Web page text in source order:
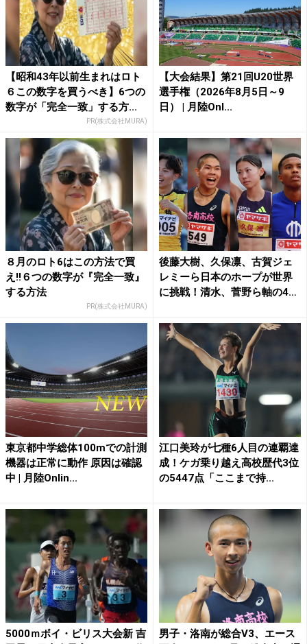
【昭和43年以前生まれはロト
６この数字を買うべき】6つの
数字が「完全一致」する方...
PR(株式会社MURA)
【大会結果】第21回U20世界
選手権（2026年8月5日～9
日） | 月陸Onl...
８月のロト6はこの方法で買
え!!６つの数字が『完全一致』
する方法
PR(株式会社MURA)
後藤大樹、久保凛、古賀ジェ
レミーら日本のホープが世界
に挑戦！清水、菅野ら軸の4
東京都中学総体100mでの計測
機器は正常に動作 原因は確認
中 | 月陸Onlin...
江口美玲が七種6人目の連覇達
成！ケガ乗り越え高校歴代3位
の5447点「ここまで持...
5000ｍボイ・ビリス大会新 吉
男子・洛南が総合V3、エース